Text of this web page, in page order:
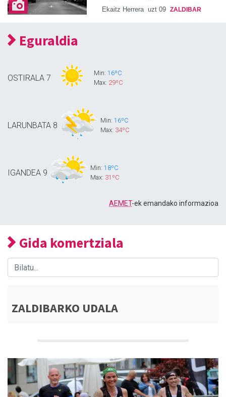
Ekaitz Herrera uzt 09 ZALDIBAR
Eguraldia
OSTIRALA 7
Min: 16ºC
Max: 29ºC
LARUNBATA 8
Min: 16ºC
Max: 34ºC
IGANDEA 9
Min: 18ºC
Max: 31ºC
AEMET-ek emandako informazioa
Gida komertziala
ZALDIBARKO UDALA